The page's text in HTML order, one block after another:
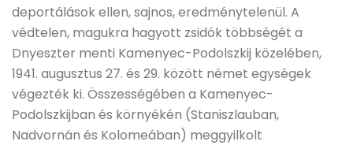
deportálások ellen, sajnos, eredménytelenül. A
védtelen, magukra hagyott zsidók többségét a
Dnyeszter menti Kamenyec-Podolszkij közelében,
1941. augusztus 27. és 29. között német egységek
végezték ki. Összességében a Kamenyec-
Podolszkijban és környékén (Staniszlauban,
Nadvornán és Kolomeában) meggyilkolt